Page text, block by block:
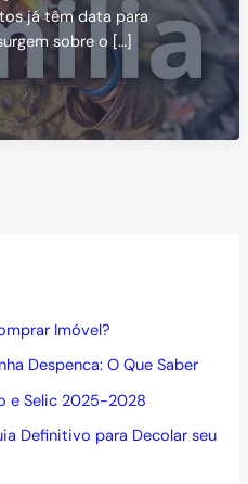
já têm data para
sobre o […]
Imóvel?
Despenca: O Que Saber
e Selic 2025-2028
Definitivo para Decolar seu